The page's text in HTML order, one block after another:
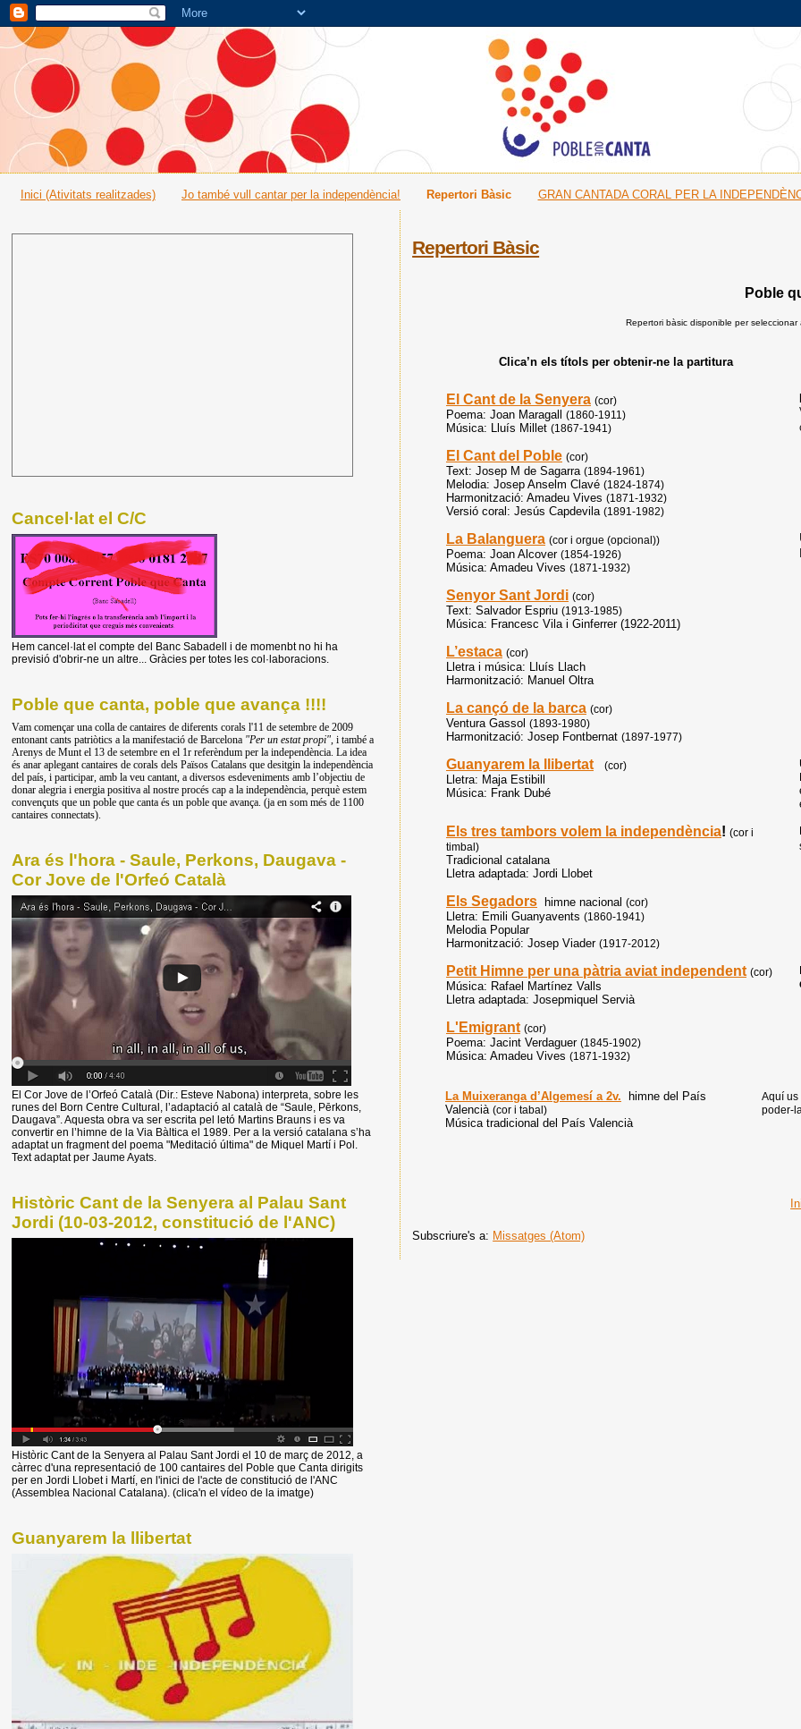
Inici (Ativitats realitzades) Jo també vull cantar per la independència! Repertori Bàsic GRAN CANTADA CORAL PER LA
Repertori Bàsic
Poble
Repertori bàsic disponible per
Clica’n els títols per obtenir-ne la partitura
El Cant de la Senyera (cor)
Poema: Joan Maragall (1860-1911)
Música: Lluís Millet (1867-1941)
El Cant del Poble (cor)
Text: Josep M de Sagarra (1894-1961)
Melodia: Josep Anselm Clavé (1824-1874)
Harmonització: Amadeu Vives (1871-1932)
Versió coral: Jesús Capdevila (1891-1982)
La Balanguera (cor i orgue (opcional))
Poema: Joan Alcover (1854-1926)
Música: Amadeu Vives (1871-1932)
Senyor Sant Jordi (cor)
Text: Salvador Espriu (1913-1985)
Música: Francesc Vila i Ginferrer (1922-2011)
L’estaca (cor)
Lletra i música: Lluís Llach
Harmonització: Manuel Oltra
La cançó de la barca (cor)
Ventura Gassol (1893-1980)
Harmonització: Josep Fontbernat (1897-1977)
Guanyarem la llibertat (cor)
Lletra: Maja Estibill
Música: Frank Dubé
Els tres tambors volem la independència! (cor i
timbal)
Tradicional catalana
Lletra adaptada: Jordi Llobet
Els Segadors himne nacional (cor)
Lletra: Emili Guanyavents (1860-1941)
Melodia Popular
Harmonització: Josep Viader (1917-2012)
Petit Himne per una pàtria aviat independent (cor)
Música: Rafael Martínez Valls
Lletra adaptada: Josepmiquel Servià
L'Emigrant (cor)
Poema: Jacint Verdaguer (1845-1902)
Música: Amadeu Vives (1871-1932)
La Muixeranga d’Algemesí a 2v.
himne del País
Valencià (cor i tabal)
Música tradicional del País Valencià
Aquí
poder-
Subscriure's a: Missatges (Atom)
Cancel·lat el C/C
Hem cancel·lat el compte del Banc Sabadell i de momenbt no hi ha
previsió d'obrir-ne un altre... Gràcies per totes les col·laboracions.
Poble que canta, poble que avança !!!!
Vam començar una colla de cantaires de diferents corals l'11 de setembre de 2009
entonant cants patriòtics a la manifestació de Barcelona "Per un estat propi" , i també a
Arenys de Munt el 13 de setembre en el 1r referèndum per la independència. La idea
és anar aplegant cantaires de corals dels Països Catalans que desitgin la independència
del país, i participar, amb la veu cantant, a diversos esdeveniments amb l’objectiu de
donar alegria i energia positiva al nostre procés cap a la independència, perquè estem
convençuts que un poble que canta és un poble que avança. (ja en som més de 1100
cantaires connectats).
Ara és l'hora - Saule, Perkons, Daugava -
Cor Jove de l'Orfeó Català
El Cor Jove de l’Orfeó Català (Dir.: Esteve Nabona) interpreta, sobre les
runes del Born Centre Cultural, l’adaptació al català de “Saule, Pērkons,
Daugava”. Aquesta obra va ser escrita pel letó Martins Brauns i es va
convertir en l’himne de la Via Bàltica el 1989. Per a la versió catalana s’ha
adaptat un fragment del poema "Meditació última" de Miquel Martí i Pol.
Text adaptat per Jaume Ayats.
Històric Cant de la Senyera al Palau Sant
Jordi (10-03-2012, constitució de l'ANC)
Històric Cant de la Senyera al Palau Sant Jordi el 10 de març de 2012, a
càrrec d'una representació de 100 cantaires del Poble que Canta dirigits
per en Jordi Llobet i Martí, en l'inici de l'acte de constitució de l'ANC
(Assemblea Nacional Catalana). (clica'n el vídeo de la imatge)
Guanyarem la llibertat